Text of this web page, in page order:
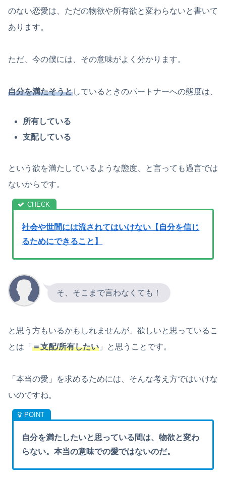
のない恋愛は、ただの物欲や所有欲と変わらないと書いて
あります。
ただ、今の僕には、その意味がよく分かります。
自分を満たそうとしているときのパートナーへの態度は、
所有している
支配している
という欲を満たしているような態度、と言っても過言では
ないからです。
社会や世間には流されてはいけない【自分を信じ
るためにできること】
そ、そこまで言わなくても！
と思う方もいるかもしれませんが、欲しいと思っているこ
とは「 ＝支配/所有したい 」と思うことです。
「本当の愛」を求めるためには、そんな考え方ではいけな
いのですね。
自分を満たしたいと思っている間は、物欲と変わ
らない。本当の意味での愛ではないのだ。